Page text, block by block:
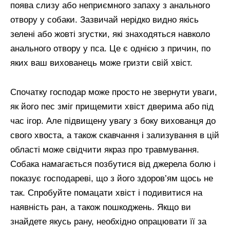
поява слизу або неприємного запаху з анального
отвору у собаки. Зазвичай нерідко видно якісь
зелені або жовті згустки, які знаходяться навколо
анального отвору у пса. Це є однією з причин, по
яких ваш вихованець може гризти свій хвіст.
Спочатку господар може просто не звернути уваги,
як його пес зміг прищемити хвіст дверима або під
час ігор. Але підвищену увагу з боку вихованця до
свого хвоста, а також скавчання і зализування в цій
області може свідчити якраз про травмування.
Собака намагається позбутися від джерела болю і
показує господареві, що з його здоров’ям щось не
так. Спробуйте помацати хвіст і подивитися на
наявність ран, а також пошкоджень. Якщо ви
знайдете якусь рану, необхідно опрацювати її за